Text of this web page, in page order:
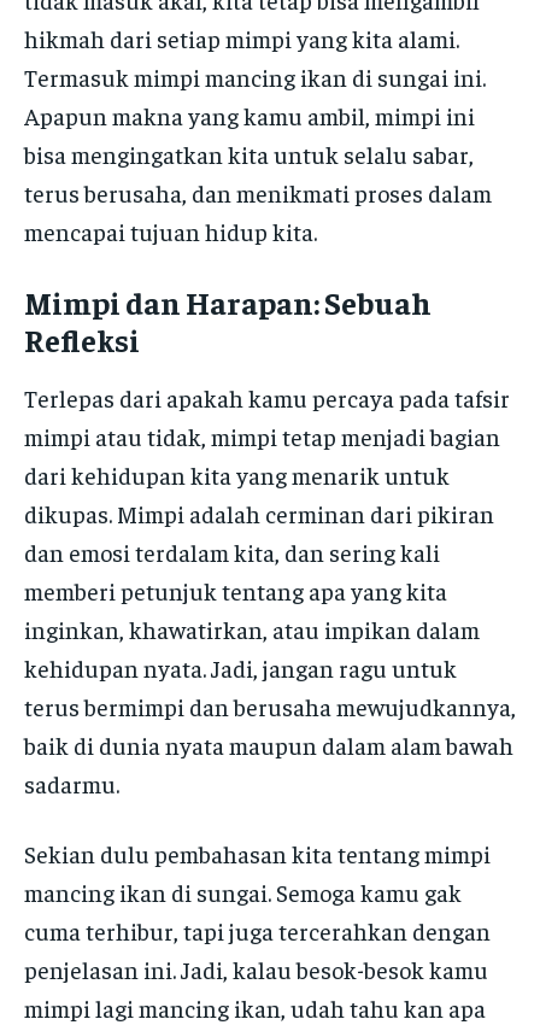
hikmah dari setiap mimpi yang kita alami.
Termasuk mimpi mancing ikan di sungai ini.
Apapun makna yang kamu ambil, mimpi ini
bisa mengingatkan kita untuk selalu sabar,
terus berusaha, dan menikmati proses dalam
mencapai tujuan hidup kita.
Mimpi dan Harapan: Sebuah
Refleksi
Terlepas dari apakah kamu percaya pada tafsir
mimpi atau tidak, mimpi tetap menjadi bagian
dari kehidupan kita yang menarik untuk
dikupas. Mimpi adalah cerminan dari pikiran
dan emosi terdalam kita, dan sering kali
memberi petunjuk tentang apa yang kita
inginkan, khawatirkan, atau impikan dalam
kehidupan nyata. Jadi, jangan ragu untuk
terus bermimpi dan berusaha mewujudkannya,
baik di dunia nyata maupun dalam alam bawah
sadarmu.
Sekian dulu pembahasan kita tentang mimpi
mancing ikan di sungai. Semoga kamu gak
cuma terhibur, tapi juga tercerahkan dengan
penjelasan ini. Jadi, kalau besok-besok kamu
mimpi lagi mancing ikan, udah tahu kan apa